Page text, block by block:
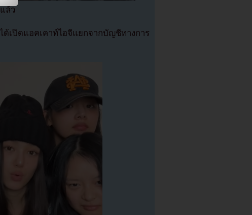
ล้ว
เปิดแอคเคาท์ไอจีแยกจากบัญชีทางการ